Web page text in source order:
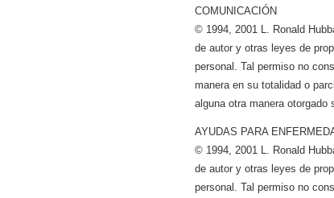
COMUNICACIÓN
© 1994, 2001 L. Ronald
de autor y otras leyes de
personal. Tal permiso no
manera en su totalidad o
alguna otra manera otorgado
AYUDAS PARA
© 1994, 2001 L. Ronald
de autor y otras leyes de
personal. Tal permiso no